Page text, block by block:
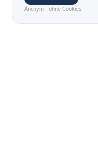
Anonym · ohne Cookies